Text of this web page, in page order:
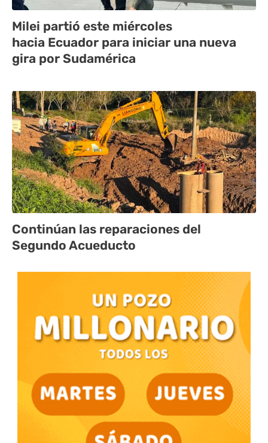
Milei partió este miércoles
hacia Ecuador para iniciar una nueva
gira por Sudamérica
Continúan las reparaciones del
Segundo Acueducto